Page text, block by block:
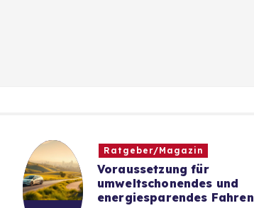
Ratgeber/Magazin
Voraussetzung für
umweltschonendes und
energiesparendes Fahren